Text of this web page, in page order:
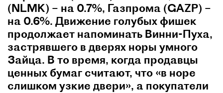
(NLMK) – на 0.7%, Газпрома (GAZP) –
на 0.6%. Движение голубых фишек
продолжает напоминать Винни-Пуха,
застрявшего в дверях норы умного
Зайца. В то время, когда продавцы
ценных бумаг считают, что «в норе
слишком узкие двери», а покупатели